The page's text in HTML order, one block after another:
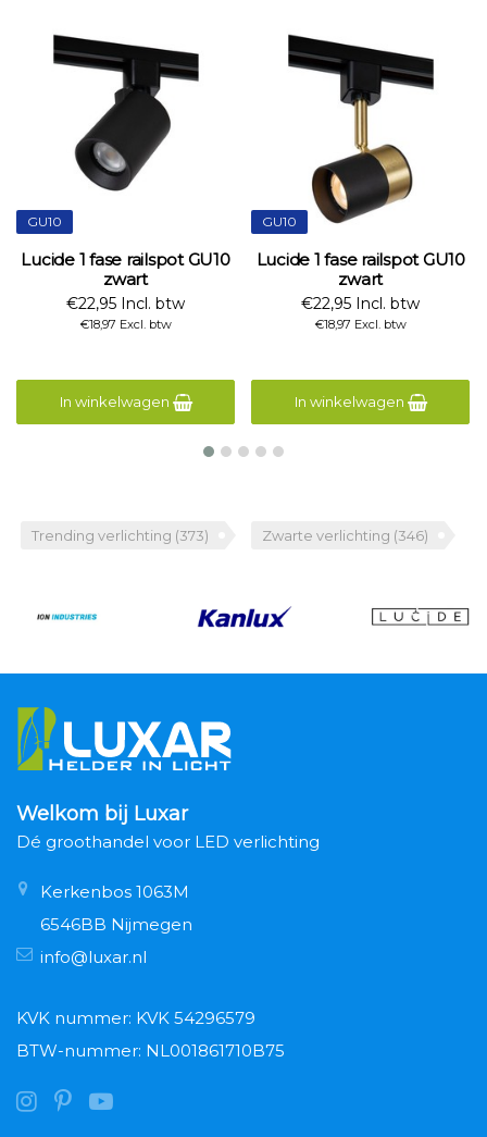
GU10
Lucide 1 fase railspot GU10
zwart
€22,95 Incl. btw
€18,97 Excl. btw
In winkelwagen
GU10
Lucide 1 fase railspot GU10
zwart
€22,95 Incl. btw
€18,97 Excl. btw
In winkelwagen
Trending verlichting (373) Zwarte verlichting (346)
Welkom bij Luxar
Dé groothandel voor LED verlichting
Kerkenbos 1063M
6546BB Nijmegen
info@luxar.nl
KVK nummer: KVK 54296579
BTW-nummer: NL001861710B75